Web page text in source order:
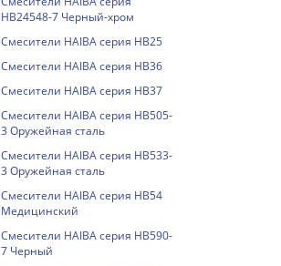
HB24548-7 Черный-хром
Смесители HAIBA серия HB25
Смесители HAIBA серия HB36
Смесители HAIBA серия HB37
Смесители HAIBA серия HB505-
3 Оружейная сталь
Смесители HAIBA серия HB533-
3 Оружейная сталь
Смесители HAIBA серия HB54
Медицинский
Смесители HAIBA серия HB590-
7 Черный